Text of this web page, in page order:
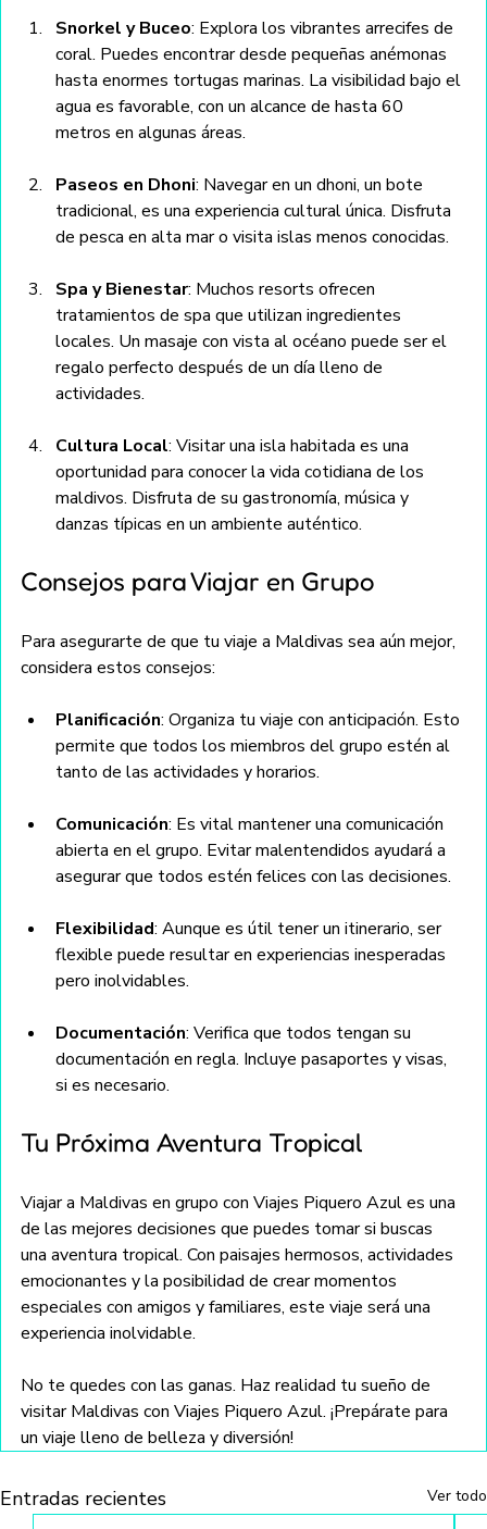
Snorkel y Buceo: Explora los vibrantes arrecifes de
coral. Puedes encontrar desde pequeñas anémonas
hasta enormes tortugas marinas. La visibilidad bajo el
agua es favorable, con un alcance de hasta 60
metros en algunas áreas.
Paseos en Dhoni: Navegar en un dhoni, un bote
tradicional, es una experiencia cultural única. Disfruta
de pesca en alta mar o visita islas menos conocidas.
Spa y Bienestar: Muchos resorts ofrecen
tratamientos de spa que utilizan ingredientes
locales. Un masaje con vista al océano puede ser el
regalo perfecto después de un día lleno de
actividades.
Cultura Local: Visitar una isla habitada es una
oportunidad para conocer la vida cotidiana de los
maldivos. Disfruta de su gastronomía, música y
danzas típicas en un ambiente auténtico.
Consejos para Viajar en Grupo
Para asegurarte de que tu viaje a Maldivas sea aún mejor,
considera estos consejos:
Planificación: Organiza tu viaje con anticipación. Esto
permite que todos los miembros del grupo estén al
tanto de las actividades y horarios.
Comunicación: Es vital mantener una comunicación
abierta en el grupo. Evitar malentendidos ayudará a
asegurar que todos estén felices con las decisiones.
Flexibilidad: Aunque es útil tener un itinerario, ser
flexible puede resultar en experiencias inesperadas
pero inolvidables.
Documentación: Verifica que todos tengan su
documentación en regla. Incluye pasaportes y visas,
si es necesario.
Tu Próxima Aventura Tropical
Viajar a Maldivas en grupo con Viajes Piquero Azul es una
de las mejores decisiones que puedes tomar si buscas
una aventura tropical. Con paisajes hermosos, actividades
emocionantes y la posibilidad de crear momentos
especiales con amigos y familiares, este viaje será una
experiencia inolvidable.
No te quedes con las ganas. Haz realidad tu sueño de
visitar Maldivas con Viajes Piquero Azul. ¡Prepárate para
un viaje lleno de belleza y diversión!
Entradas recientes Ver todo